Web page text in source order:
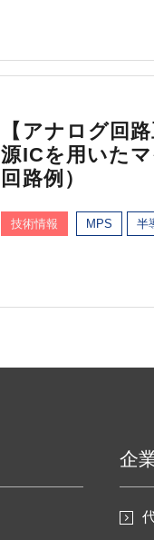
【アナログ回
源ICを用いた
回路例）
技術情報 MPS 半
企